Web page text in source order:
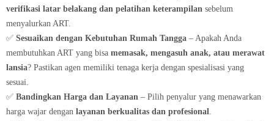
verifikasi latar belakang dan pelatihan keterampilan sebelum
menyalurkan ART.
✅ Sesuaikan dengan Kebutuhan Rumah Tangga – Apakah Anda
membutuhkan ART yang bisa memasak, mengasuh anak, atau merawat
lansia? Pastikan agen memiliki tenaga kerja dengan spesialisasi yang
sesuai.
✅ Bandingkan Harga dan Layanan – Pilih penyalur yang menawarkan
harga wajar dengan layanan berkualitas dan profesional.